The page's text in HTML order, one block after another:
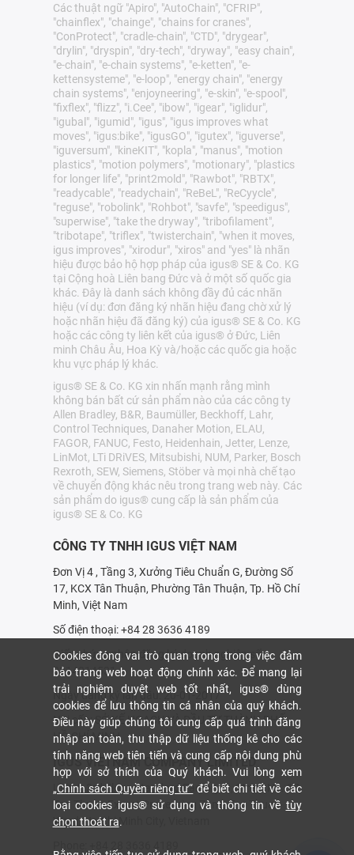
Các thuật ngữ "Apiro", "AutoChain", "CFRIP",
"chainflex", "chainge", "chains for cranes",
"ConProtect", "cradle-chain", "CTD", "drygear",
"drylin", "dryspin", "dry-tech", "dryway", "easy chain",
"e-chain", "e-chain systems", "e-ketten", "e-
kettensysteme", "e-loop", "energy chain", "energy
chain systems", "enjoyneering", "e-skin", "e-spool",
"fixflex", "flizz", "i.Cee", "ibow", "igear", "iglidur",
"igubal", "igumid", "igus", "igus improves what
moves", "igus:bike", "igusGO", "igutex", "iguverse",
"iguversum", "kineKIT", "kopla", "manus", "motion
plastics", "motion polymers", "motionary", "plastics
for longer life", "print2mold", "Rawbot", "RBTX",
"readycable", "readychain", "ReBeL", "ReCyycle",
"reguse", "robolink", "Rohbot", "savfe", "speedigus",
"superwise", "take the dryway", "tribofilament",
"tribotape", "triflex", "twisterchain", "when it moves,
igus improves", "xirodur", "xiros" and "yes" là nhãn
hiệu được bảo hộ hợp pháp của igus® SE & Co. KG
tại Cộng hoà Liên bang Đức và ở một số quốc gia
khác. Đây là danh sách không đầy đủ các nhãn
hiệu (ví dụ: đơn đăng ký nhãn hiệu đang chờ xử lý
hoặc nhãn hiệu đã đăng ký) của igus® SE & Co. KG
hoặc các công ty liên kết của igus® ở Đức, Liên
minh Châu Âu, Hoa Kỳ và/hoặc các quốc gia hoặc
khu vực pháp lý khác.
igus® SE & Co. KG xin nhấn mạnh rằng mình
không bán bất cứ sản phẩm nào của các công ty
Allen Bradley, B&R, Baumüller, Beckhoff, Lahr,
Control Techniques, Danaher Motion, ELAU,
FAGOR, FANUC, Festo, Heidenhain, Jetter, Lenze,
LinMot, LTi DRiVES, Mitsubishi, NUM, Parker, Bosch
Rexroth, SEW, Siemens, Stöber và mọi nhà chế tạo
về chuyển động khác nêu trong trang web này. Các
sản phẩm do igus® cung cấp là sản phẩm của
igus® SE & Co. KG
CÔNG TY TNHH IGUS VIỆT NAM
Đơn Vị 4 , Tầng 3, Xưởng Tiêu Chuẩn G, Đường Số
17, KCX Tân Thuận, Phường Tân Thuận, Tp. Hồ Chí
Minh, Việt Nam
Số điện thoại: +84 28 3636 4189
Giấy chứng nhận đăng ký doanh nghiệp số:
0314214531
Ngày đăng ký lần đầu: 20-01-2017
Nơi cấp: SỞ KẾ HOẠCH VÀ ÐẦU TƯ THÀNH PHỐ
HỒ CHÍ MINH
IGUS VIETNAM COMPANY LIMITED
Unit 4, 3rd Floor, Standard Factory G, Street No. 17,
Tan Thuan Export Processing Zone, Tan Thuan
Ward, Ho Chi Minh City, Vietnam
Cookies đóng vai trò quan trọng trong việc đảm
bảo trang web hoạt động chính xác. Để mang lại
trải nghiệm duyệt web tốt nhất, igus® dùng
cookies để lưu thông tin cá nhân của quý khách.
Điều này giúp chúng tôi cung cấp quá trình đăng
nhập an toàn, thu thập dữ liệu thống kê cho các
tính năng web tiên tiến và cung cấp nội dung phù
hợp với sở thích của Quý khách. Vui lòng xem
„Chính sách Quyền riêng tư“ để biết chi tiết về các
loại cookies igus® sử dụng và thông tin về tùy
chọn thoát ra.